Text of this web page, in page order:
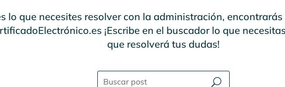
lo que necesites resolver con la administración,
¡Escribe en el buscador lo que
que resolverá tus dudas!